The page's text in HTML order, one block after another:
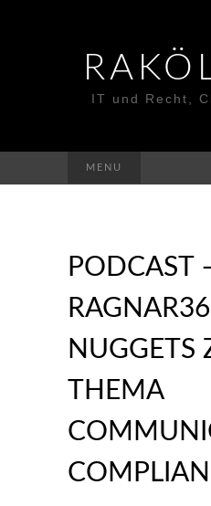
IT und Recht,
MENU
PODCAST
NUGGETS
THEMA